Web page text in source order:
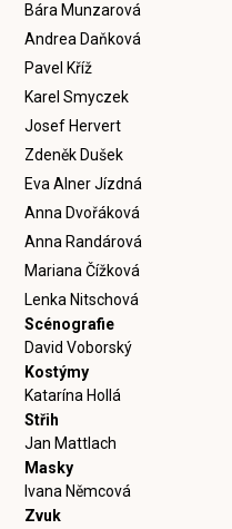
Bára Munzarová
Andrea Daňková
Pavel Kříž
Karel Smyczek
Josef Hervert
Zdeněk Dušek
Eva Alner Jízdná
Anna Dvořáková
Anna Randárová
Mariana Čížková
Lenka Nitschová
Scénografie
David Voborský
Kostýmy
Katarína Hollá
Střih
Jan Mattlach
Masky
Ivana Němcová
Zvuk